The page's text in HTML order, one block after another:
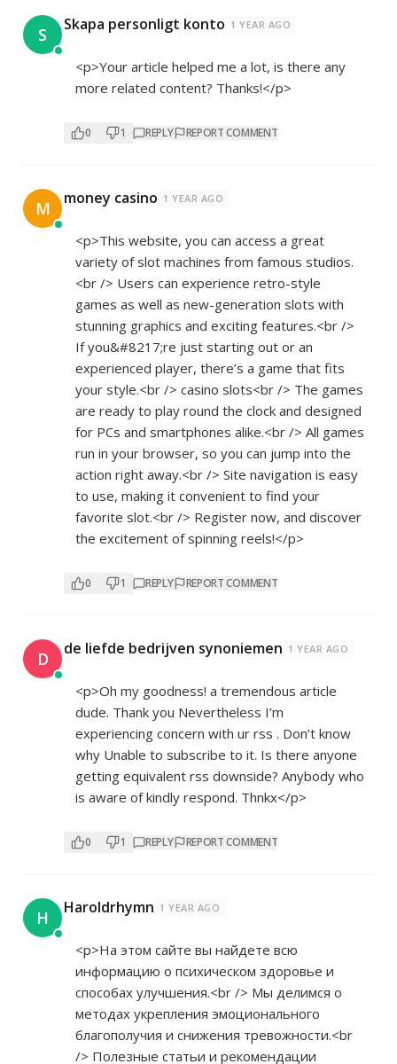
S Skapa personligt konto 1 YEAR AGO
<p>Your article helped me a lot, is there any
more related content? Thanks!</p>
0 1 REPLY REPORT COMMENT
M money casino 1 YEAR AGO
<p>This website, you can access a great
variety of slot machines from famous studios.
<br /> Users can experience retro-style
games as well as new-generation slots with
stunning graphics and exciting features.<br />
If you&#8217;re just starting out or an
experienced player, there’s a game that fits
your style.<br /> casino slots<br /> The games
are ready to play round the clock and designed
for PCs and smartphones alike.<br /> All games
run in your browser, so you can jump into the
action right away.<br /> Site navigation is easy
to use, making it convenient to find your
favorite slot.<br /> Register now, and discover
the excitement of spinning reels!</p>
0 1 REPLY REPORT COMMENT
D de liefde bedrijven synoniemen 1 YEAR AGO
<p>Oh my goodness! a tremendous article
dude. Thank you Nevertheless I’m
experiencing concern with ur rss . Don’t know
why Unable to subscribe to it. Is there anyone
getting equivalent rss downside? Anybody who
is aware of kindly respond. Thnkx</p>
0 1 REPLY REPORT COMMENT
H Haroldrhymn 1 YEAR AGO
<p>На этом сайте вы найдете всю
информацию о психическом здоровье и
способах улучшения.<br /> Мы делимся о
методах укрепления эмоционального
благополучия и снижения тревожности.<br
/> Полезные статьи и рекомендации